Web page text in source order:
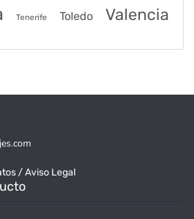
Tenerife Toledo Valencia
/ Aviso Legal